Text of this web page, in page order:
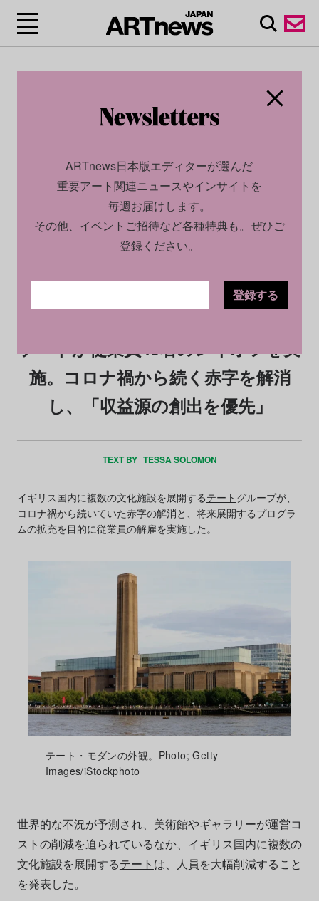
2025.03.17
テートが従業員40名のレイオフを実
施。コロナ禍から続く赤字を解消
し、「収益源の創出を優先」
TEXT BY TESSA SOLOMON
イギリス国内に複数の文化施設を展開するテート グループが、
コロナ禍から続いていた赤字の解消と、将来展開するプログラ
ムの拡充を目的に従業員の解雇を実施した。
テート・モダンの外観。Photo; Getty
Images/iStockphoto
世界的な不況が予測され、美術館やギャラリーが運営コ
ストの削減を迫られているなか、イギリス国内に複数の
文化施設を展開するテート は、人員を大幅削減すること
を発表した。
ARTnews日本版エディターが選んだ
重要アート関連ニュースやインサイトを
毎週お届けします。
その他、イベントご招待など各種特典も。ぜひご
登録ください。
登録する